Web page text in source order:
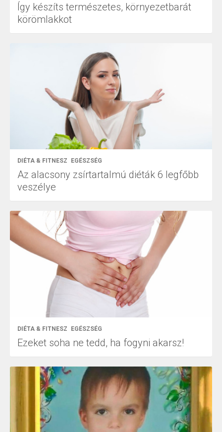
Így készíts természetes, környezetbarát
körömlakkot
DIÉTA & FITNESZ EGÉSZSÉG
Az alacsony zsírtartalmú diéták 6 legfőbb
veszélye
DIÉTA & FITNESZ EGÉSZSÉG
Ezeket soha ne tedd, ha fogyni akarsz!